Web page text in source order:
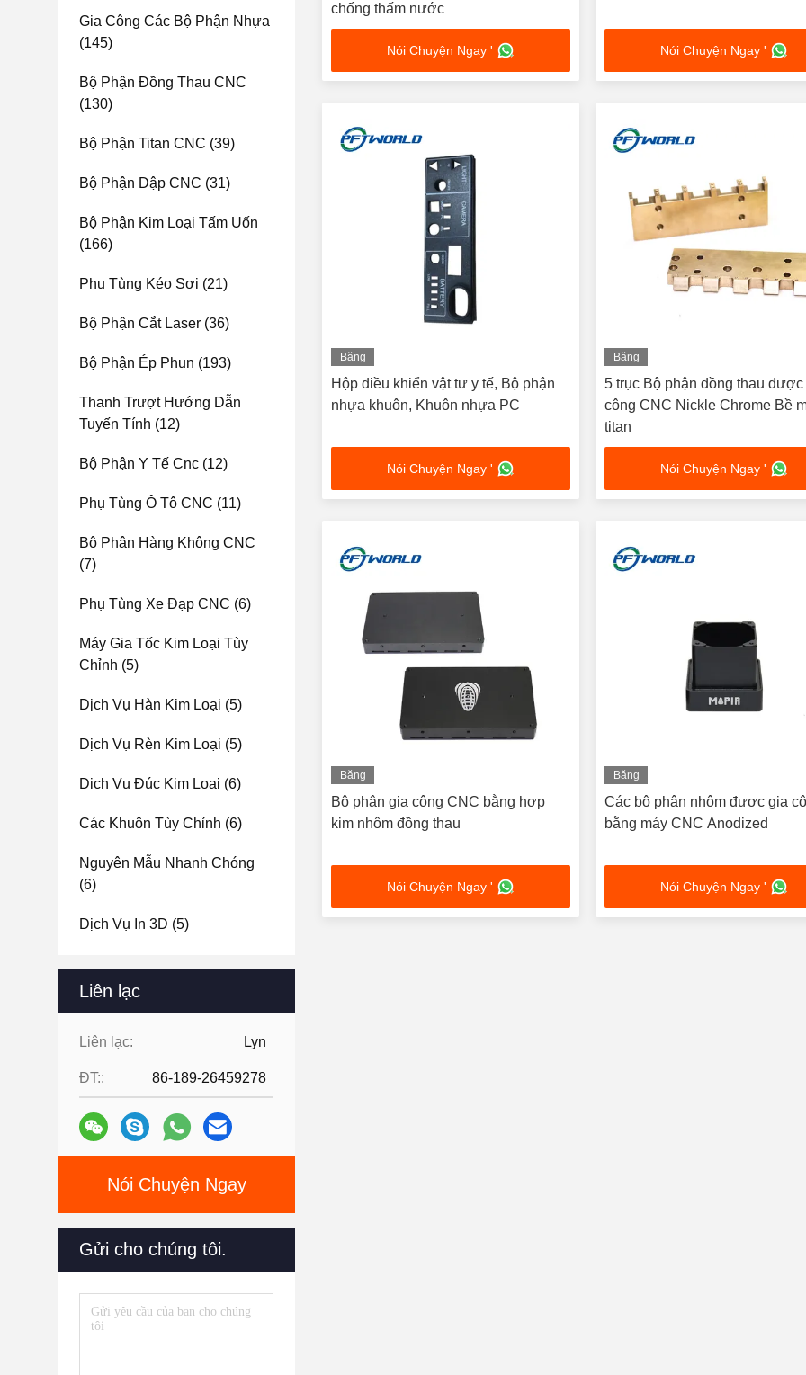
Gia Công Các Bộ Phận Nhựa
(145)
Bộ Phận Đồng Thau CNC
(130)
Bộ Phận Titan CNC (39)
Bộ Phận Dập CNC (31)
Bộ Phận Kim Loại Tấm Uốn
(166)
Phụ Tùng Kéo Sợi (21)
Bộ Phận Cắt Laser (36)
Bộ Phận Ép Phun (193)
Thanh Trượt Hướng Dẫn
Tuyến Tính (12)
Bộ Phận Y Tế Cnc (12)
Phụ Tùng Ô Tô CNC (11)
Bộ Phận Hàng Không CNC
(7)
Phụ Tùng Xe Đạp CNC (6)
Máy Gia Tốc Kim Loại Tùy
Chỉnh (5)
Dịch Vụ Hàn Kim Loại (5)
Dịch Vụ Rèn Kim Loại (5)
Dịch Vụ Đúc Kim Loại (6)
Các Khuôn Tùy Chỉnh (6)
Nguyên Mẫu Nhanh Chóng
(6)
Dịch Vụ In 3D (5)
Liên lạc
Liên lạc: Lyn
ĐT:: 86-189-26459278
Nói Chuyện Ngay
Gửi cho chúng tôi.
chống thấm nước
Nói Chuyện Ngay ' Nói Chuyện Ngay '
Băng
hình
Hộp điều khiển vật tư y tế, Bộ phận
nhựa khuôn, Khuôn nhựa PC
Nói Chuyện Ngay '
Băng
5 trục Bộ phận đồng thau
công CNC Nickle Chrome Bề
titan
Nói Chuyện Ngay '
Băng
hình
Bộ phận gia công CNC bằng hợp
kim nhôm đồng thau
Nói Chuyện Ngay '
Băng
hình
Các bộ phận nhôm được gia
bằng máy CNC Anodized
Nói Chuyện Ngay '